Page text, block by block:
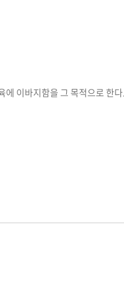
에 이바지함을 그 목적으로 한다.